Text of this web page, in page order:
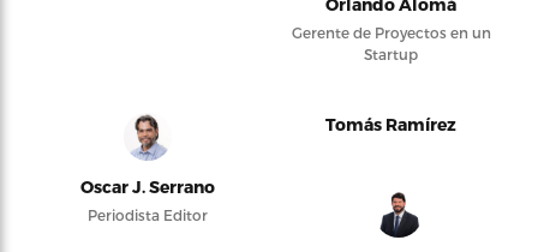
Orlando Alomá
Gerente de Proyectos en un
Startup
Oscar J. Serrano
Periodista Editor
Tomás Ramírez